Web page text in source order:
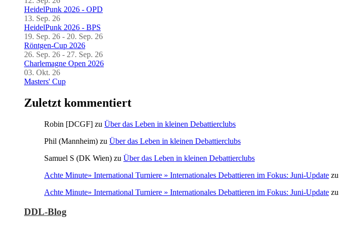
HeidelPunk 2026 - OPD
13. Sep. 26
HeidelPunk 2026 - BPS
19. Sep. 26 - 20. Sep. 26
Röntgen-Cup 2026
26. Sep. 26 - 27. Sep. 26
Charlemagne Open 2026
03. Okt. 26
Masters' Cup
Zuletzt kommentiert
Robin [DCGF] zu Über das Leben in kleinen Debattierclubs
Phil (Mannheim) zu Über das Leben in kleinen Debattierclubs
Samuel S (DK Wien) zu Über das Leben in kleinen Debattierclubs
Achte Minute» International Turniere » Internationales Debattieren im Fokus: Juni-Update zu
Achte Minute» International Turniere » Internationales Debattieren im Fokus: Juni-Update zu
DDL-Blog